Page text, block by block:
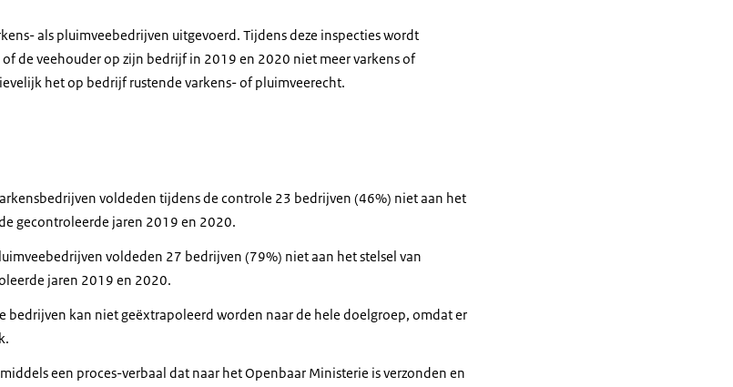
als pluimveebedrijven uitgevoerd. Tijdens deze inspecties wordt
de veehouder op zijn bedrijf in 2019 en 2020 niet meer varkens of
het op bedrijf rustende varkens- of pluimveerecht.
voldeden tijdens de controle 23 bedrijven (46%) niet aan het
gecontroleerde jaren 2019 en 2020.
voldeden 27 bedrijven (79%) niet aan het stelsel van
jaren 2019 en 2020.
bedrijven kan niet geëxtrapoleerd worden naar de hele doelgroep, omdat er
een proces-verbaal dat naar het Openbaar Ministerie is verzonden en